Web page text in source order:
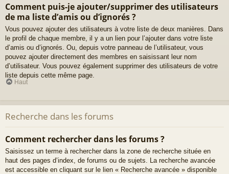
Comment puis-je ajouter/supprimer des utilisateurs
de ma liste d’amis ou d’ignorés ?
Vous pouvez ajouter des utilisateurs à votre liste de deux manières. Dans
le profil de chaque membre, il y a un lien pour l’ajouter dans votre liste
d’amis ou d’ignorés. Ou, depuis votre panneau de l’utilisateur, vous
pouvez ajouter directement des membres en saisissant leur nom
d’utilisateur. Vous pouvez également supprimer des utilisateurs de votre
liste depuis cette même page.
Haut
Recherche dans les forums
Comment rechercher dans les forums ?
Saisissez un terme à rechercher dans la zone de recherche située en
haut des pages d’index, de forums ou de sujets. La recherche avancée
est accessible en cliquant sur le lien « Recherche avancée » disponible